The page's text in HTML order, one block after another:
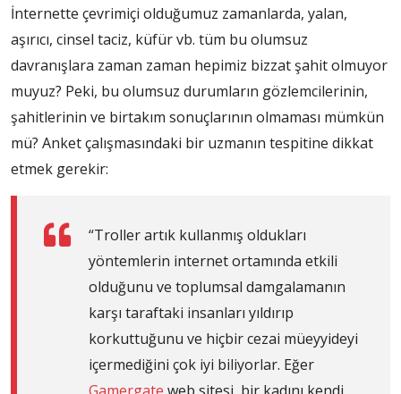
İnternette çevrimiçi olduğumuz zamanlarda, yalan,
aşırıcı, cinsel taciz, küfür vb. tüm bu olumsuz
davranışlara zaman zaman hepimiz bizzat şahit olmuyor
muyuz? Peki, bu olumsuz durumların gözlemcilerinin,
şahitlerinin ve birtakım sonuçlarının olmaması mümkün
mü? Anket çalışmasındaki bir uzmanın tespitine dikkat
etmek gerekir:
“Troller artık kullanmış oldukları
yöntemlerin internet ortamında etkili
olduğunu ve toplumsal damgalamanın
karşı taraftaki insanları yıldırıp
korkuttuğunu ve hiçbir cezai müeyyideyi
içermediğini çok iyi biliyorlar. Eğer